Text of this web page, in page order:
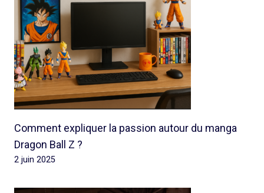
Comment expliquer la passion autour du manga
Dragon Ball Z ?
2 juin 2025